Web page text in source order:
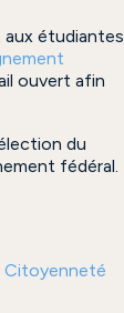
étudiantes
ouvert afin
du
fédéral.
Citoyenneté